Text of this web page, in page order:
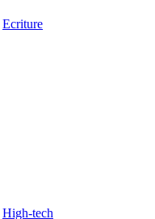
Ecriture
High-tech